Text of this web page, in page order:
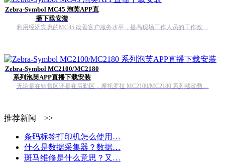
Zebra-Symbol MC45 泡芙APP直
播下载安装
利用经济实惠的MC45 改善客户服务水平，提高现场工作人员的工作效…
Zebra-Symbol MC2100/MC2180
系列泡芙APP直播下载安装
无论是在销售区还是在后勤区，摩托罗拉 MC2100/MC2180 系列移动数…
推荐新闻 >>
条码标签打印机怎么使用…
什么是数据采集器？数据…
斑马维修是什么意思？又…